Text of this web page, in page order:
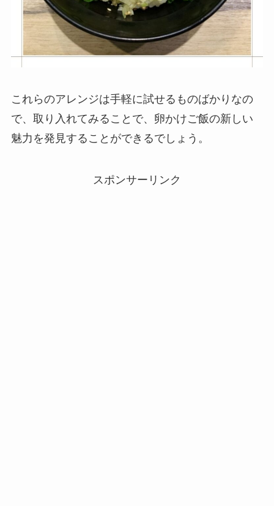
これらのアレンジは手軽に試せるものばかりなの
で、取り入れてみることで、卵かけご飯の新しい
魅力を発見することができるでしょう。
スポンサーリンク